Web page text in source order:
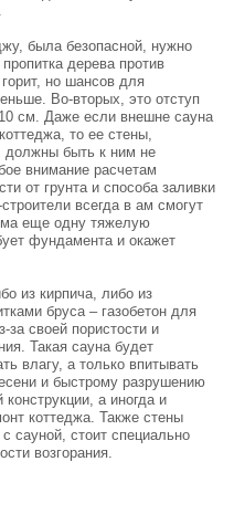
была безопасной, нужно
дерева против
но шансов для
Во-вторых, это отступ
см. Даже если внешне сауна
то ее стены,
должны быть к ним не
внимание расчетам
от грунта и способа заливки
всегда в ам смогут
еще одну тяжелую
фундамента и окажет
из кирпича, либо из
бруса – газобетон для
за своей пористости и
Такая сауна будет
влагу, а только впитывать
и быстрому разрушению
а иногда и
коттеджа. Также стены
сауной, стоит специально
возгорания.